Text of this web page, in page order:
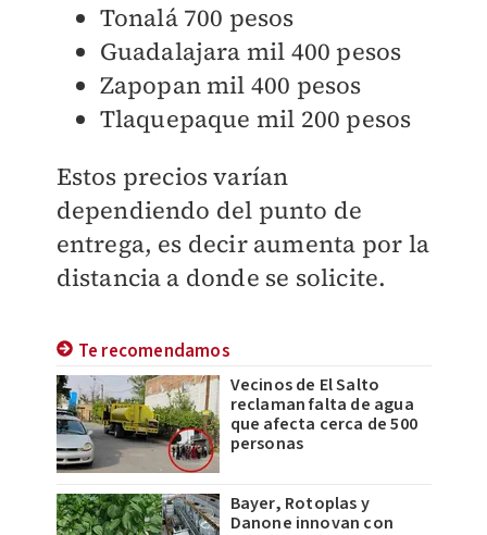
Tonalá 700 pesos
Guadalajara mil 400 pesos
Zapopan mil 400 pesos
Tlaquepaque mil 200 pesos
Estos precios varían
dependiendo del punto de
entrega, es decir aumenta por la
distancia a donde se solicite.
Te recomendamos
Vecinos de El Salto
reclaman falta de agua
que afecta cerca de 500
personas
Bayer, Rotoplas y
Danone innovan con